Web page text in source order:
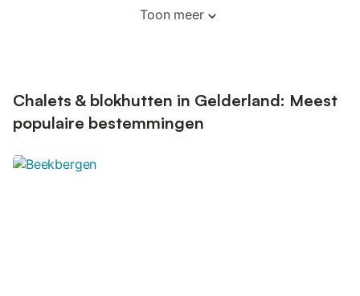
Toon meer
Chalets & blokhutten in Gelderland: Meest
populaire bestemmingen